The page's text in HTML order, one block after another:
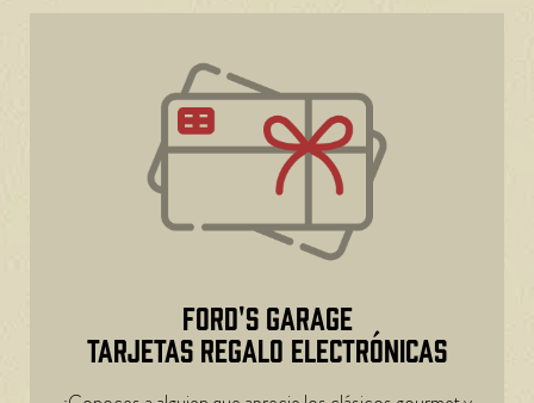
FORD'S GARAGE
TARJETAS REGALO ELECTRÓNICAS